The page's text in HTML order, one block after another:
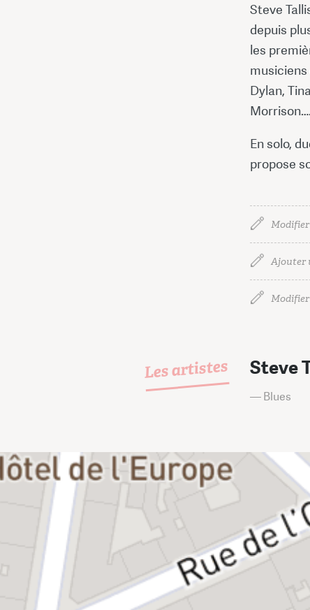
Steve
depuis
les
Dylan,
En solo,
propose
Ajouter
Modifier
Les artistes Steve
— Blues